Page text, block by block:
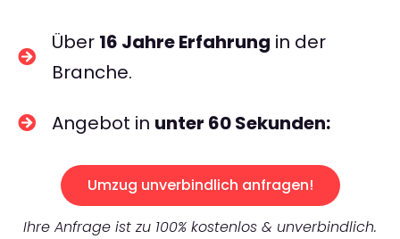
Über 16 Jahre Erfahrung in der
Branche.
Angebot in unter 60 Sekunden:
Umzug unverbindlich anfragen!
Ihre Anfrage ist zu 100% kostenlos & unverbindlich.